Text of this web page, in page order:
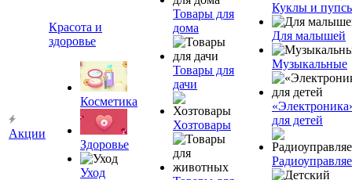
Акции
Красота и
здоровье
Косметика
Здоровье
Уход
Товары для
дома
Товары для
дачи
Хозтовары
Куклы и
Для малышей
Музыкальные
для детей